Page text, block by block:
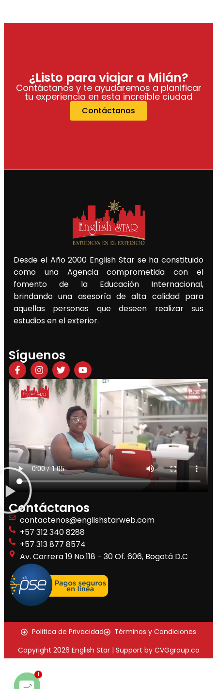
¿Listo para viajar a Milán?
Contáctanos y te ayudaremos a planificar
tu experiencia en esta increíble ciudad
Contáctanos
Desde el Año 2000 English Star se ha constituido
como una Agencia comprometida con el
fomento de la Educación Internacional,
brindando una asesoría de alta calidad para
aquellas personas que deseen realizar sus
estudios en el exterior.
Síguenos
Contáctanos
contactenos@englishstarweb.com
+57 312 340 8288
+57 313 877 8574
Av. Carrera 19 No.118 - 30 Of. 606, Bogotá D.C
Politica de Privacidad
Términos y Condiciones
Copyright 2026 English Star | Support by CVGgroup.co
1